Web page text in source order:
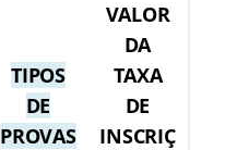
TIPOS
DE
PROVAS
VALOR
DA
TAXA
DE
INSCRIÇ